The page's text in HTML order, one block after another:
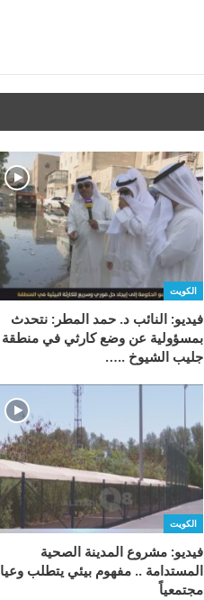
الكويت
فيديو: النائب د. حمد المطر: نتحدث
بمسؤولية عن وضع كارثي في منطقة
جليب الشيوخ ..…
الكويت
فيديو: مشروع المدينة الصحية
المستدامة .. مفهوم بيئي يتطلب وعيا
مجتمعياً